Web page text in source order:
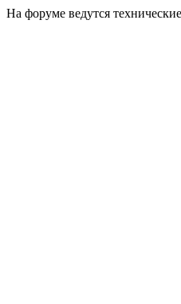
На форуме ведутся